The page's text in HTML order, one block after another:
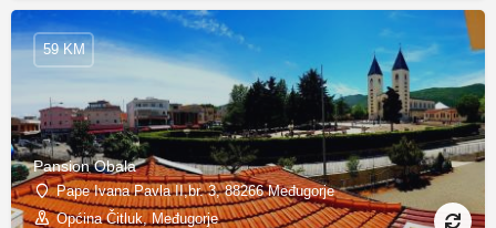
Pansion Obala
Pape Ivana Pavla II,br. 3, 88266 Međugorje
Općina Čitluk, Međugorje
59 KM